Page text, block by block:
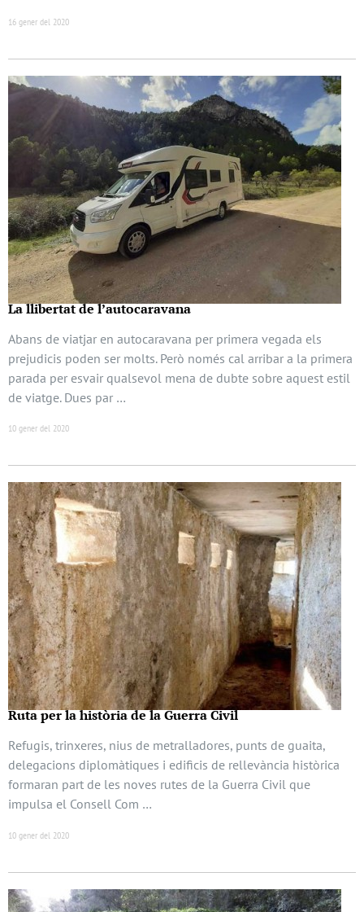
16 gener del 2020
La llibertat de l’autocaravana
Abans de viatjar en autocaravana per primera vegada els
prejudicis poden ser molts. Però només cal arribar a la primera
parada per esvair qualsevol mena de dubte sobre aquest estil
de viatge. Dues par …
10 gener del 2020
Ruta per la història de la Guerra Civil
Refugis, trinxeres, nius de metralladores, punts de guaita,
delegacions diplomàtiques i edificis de rellevància històrica
formaran part de les noves rutes de la Guerra Civil que
impulsa el Consell Com …
10 gener del 2020